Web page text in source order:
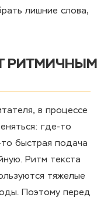
лишние слова,
РИТМИЧНЫМ
в процессе
где-то
быстрая подача
Ритм текста
тяжелые
Поэтому перед